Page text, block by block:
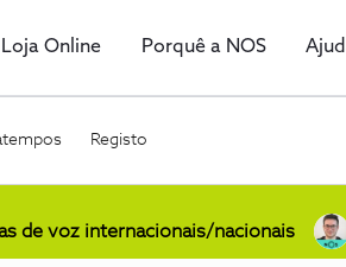
Loja Online Porquê a NOS
Registo
de voz internacionais/nacionais